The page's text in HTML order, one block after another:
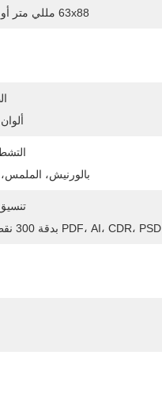
63x88 مللي متر أو حسب الطلب
ألوان CMYK/بانتون
بالورنيش،
PDF، AI، CDR، PSD بدقة 300 نقطة في البوصة